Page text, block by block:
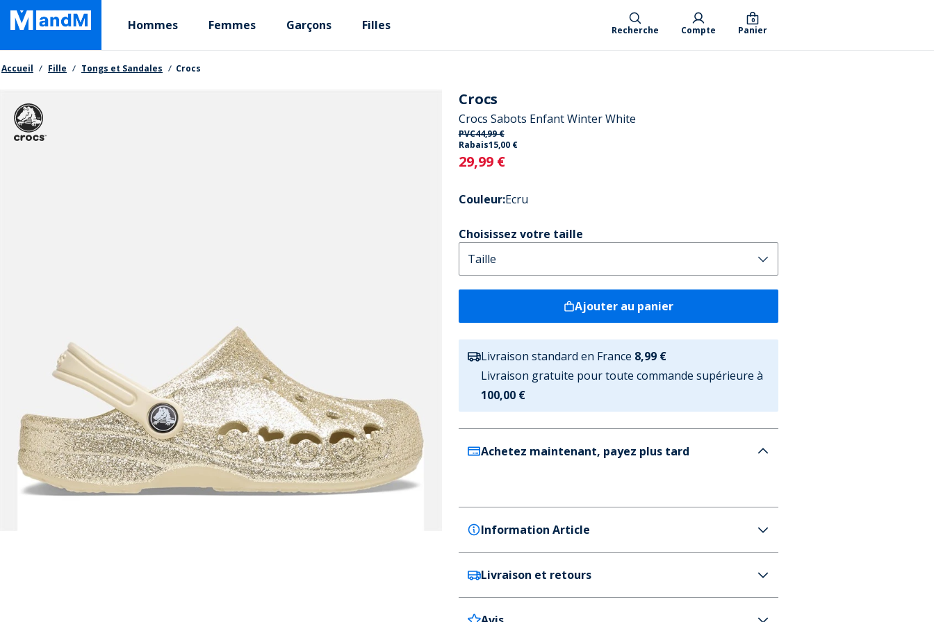
Skip
main
content
Primary departments
Hommes Femmes Garçons Filles Recherche Compte Panier
0
Fil d'Ariane
Accueil Fille Tongs et Sandales Crocs
Crocs
Crocs Sabots Enfant Winter White
PVC44,99 €
Rabais15,00 €
Current
29,99 €
Couleur:Ecru
Choisissez votre taille
Ajouter au panier
Livraison standard en France 8,99 €
Livraison gratuite pour toute commande supérieure à
100,00 €
Achetez maintenant, payez plus tard
Information Article
Crocs
Crocs Sabots Enfant Winter White
Couleur
Livraison et retours